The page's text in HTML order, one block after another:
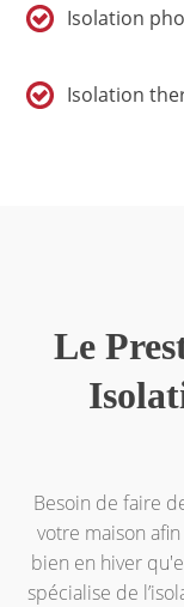
Isolation
Isolation
Le
Besoin de faire
votre maison
bien en hiver
spécialise de